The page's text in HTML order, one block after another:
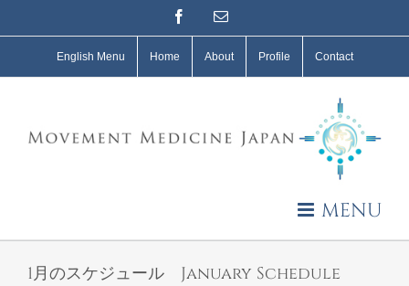
FacebookEmail
English Menu Home About Profile Contact
MENU
1月のスケジュール January Schedule